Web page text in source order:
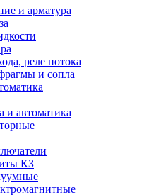
и арматура
реле потока
и сопла
и автоматика
КЗ